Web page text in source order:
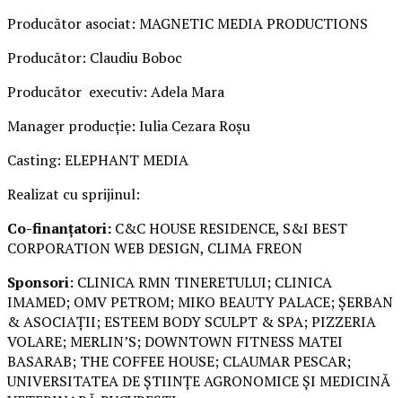
Producător asociat: MAGNETIC MEDIA PRODUCTIONS
Producător: Claudiu Boboc
Producător executiv: Adela Mara
Manager producție: Iulia Cezara Roșu
Casting: ELEPHANT MEDIA
Realizat cu sprijinul:
Co-finanțatori: C&C HOUSE RESIDENCE, S&I BEST
CORPORATION WEB DESIGN, CLIMA FREON
Sponsori: CLINICA RMN TINERETULUI; CLINICA
IMAMED; OMV PETROM; MIKO BEAUTY PALACE; ȘERBAN
& ASOCIAȚII; ESTEEM BODY SCULPT & SPA; PIZZERIA
VOLARE; MERLIN’S; DOWNTOWN FITNESS MATEI
BASARAB; THE COFFEE HOUSE; CLAUMAR PESCAR;
UNIVERSITATEA DE ȘTIINȚE AGRONOMICE ȘI MEDICINĂ